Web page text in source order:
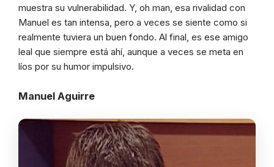
muestra su vulnerabilidad. Y, oh man, esa rivalidad con
Manuel es tan intensa, pero a veces se siente como si
realmente tuviera un buen fondo. Al final, es ese amigo
leal que siempre está ahí, aunque a veces se meta en
líos por su humor impulsivo.
Manuel Aguirre